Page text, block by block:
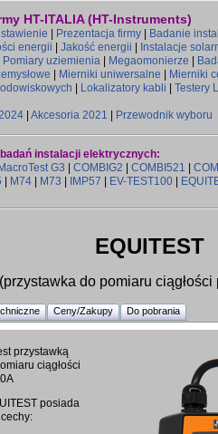
HT-ITALIA (HT-Instruments)
Prezentacja firmy
Badanie
energii
Jakość energii
Instalacje
Pomiary uziemienia Megaomonierze
Mierniki uniwersalne
Mierniki
Lokalizatory kabli
Testery
Akcesoria 2021 Przewodnik wyboru
instalacji elektrycznych:
MacroTest G3 COMBIG2 COMBI521
M74 M73 IMP57 EV-TEST100
EQUITEST
(przystawka do pomiaru ciągłości
Ceny/Zakupy Do pobrania
przystawką
ciągłości
posiada